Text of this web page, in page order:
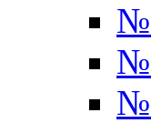
№
№
№